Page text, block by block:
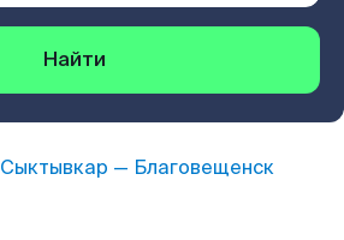
Найти
Сыктывкар — Благовещенск